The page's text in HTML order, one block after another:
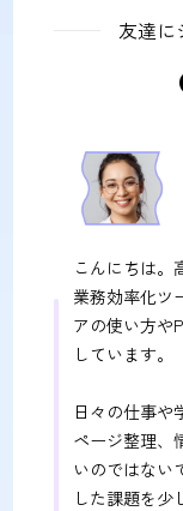
友達に
こんにちは。
業務効率化ツ
アの使い方や
しています。
日々の仕事や
ページ整理、
いのではない
した課題を少